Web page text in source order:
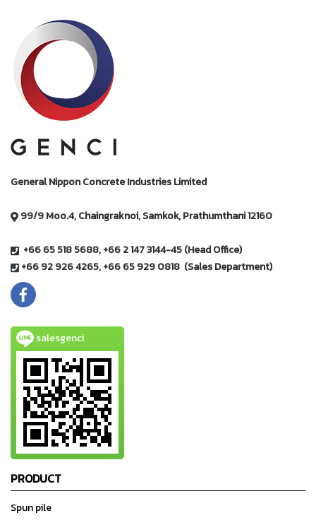
General Nippon Concrete Industries Limited
99/9 Moo.4, Chaingraknoi, Samkok, Prathumthani 12160
+66 65 518 5688, +66 2 147 3144-45 (Head Office)
+66 92 926 4265, +66 65 929 0818 (Sales Department)
salesgenci
PRODUCT
Spun pile